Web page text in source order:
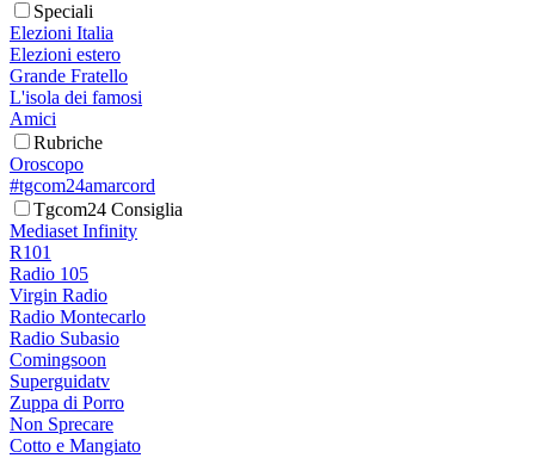
Speciali
Elezioni Italia
Elezioni estero
Grande Fratello
L'isola dei famosi
Amici
Rubriche
Oroscopo
#tgcom24amarcord
Tgcom24 Consiglia
Mediaset Infinity
R101
Radio 105
Virgin Radio
Radio Montecarlo
Radio Subasio
Comingsoon
Superguidatv
Zuppa di Porro
Non Sprecare
Cotto e Mangiato